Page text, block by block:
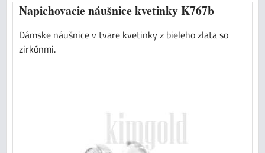
Napichovacie náušnice kvetinky K767b
Dámske náušnice v tvare kvetinky z bieleho zlata so
zirkónmi.